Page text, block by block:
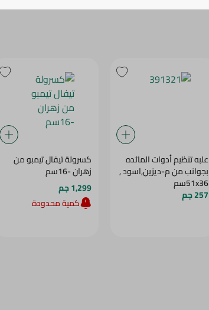
علبه تنظيم أدوات المائده
بجوانب من م-ديزين,اسود ,
51x36سم
257 جم
كسرولة تيفال تيمبو من
زهران -16سم
1,299 جم
كمية محدودة